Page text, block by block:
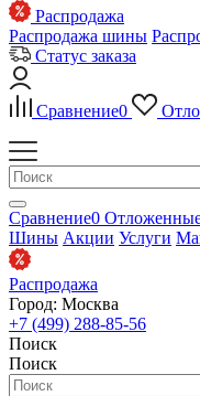
Распродажа
Распродажа шины
Статус заказа
Сравнение0
Сравнение0
Шины Акции Услуги
Распродажа
Город: Москва
+7 (499) 288-85-56
Поиск
Поиск